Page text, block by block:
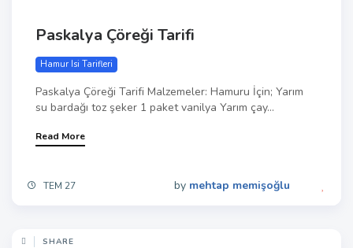
Paskalya Çöreği Tarifi
Hamur Isi Tarifleri
Paskalya Çöreği Tarifi Malzemeler: Hamuru İçin; Yarım
su bardağı toz şeker 1 paket vanilya Yarım çay...
Read More
TEM 27 by mehtap memişoğlu
SHARE